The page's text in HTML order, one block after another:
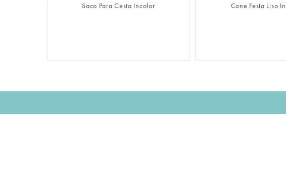
Saco Para Cesta Incolor Cone Festa Liso